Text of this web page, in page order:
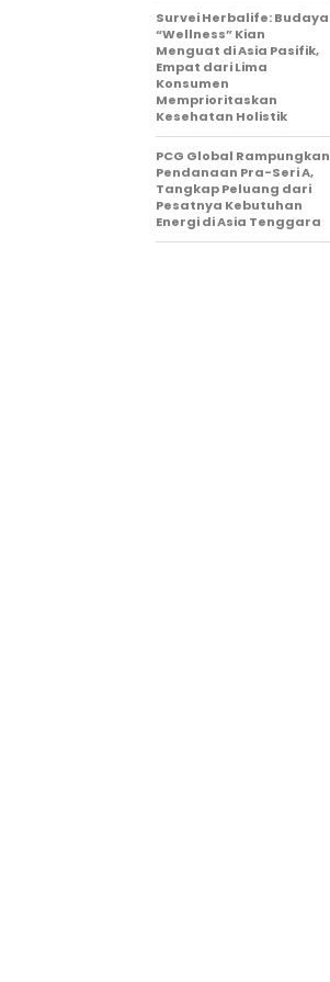
Survei Herbalife: Budaya
“Wellness” Kian
Menguat di Asia Pasifik,
Empat dari Lima
Konsumen
Memprioritaskan
Kesehatan Holistik
PCG Global Rampungkan
Pendanaan Pra-Seri A,
Tangkap Peluang dari
Pesatnya Kebutuhan
Energi di Asia Tenggara